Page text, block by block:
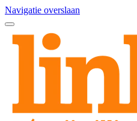
Navigatie overslaan